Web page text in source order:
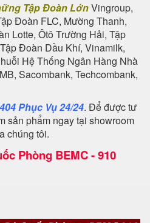
Tập Đoàn LớnVingroup,
Đoàn FLC, Mường Thanh,
Lotte, Ôtô Trường Hải, Tập
Đoàn Dầu Khí, Vinamilk,
Hệ Thống Ngân Hàng Nhà
Sacombank, Techcombank,
Phục Vụ 24/24. Để được tư
sản phẩm ngay tại showroom
chúng tôi.
Phòng BEMC - 910